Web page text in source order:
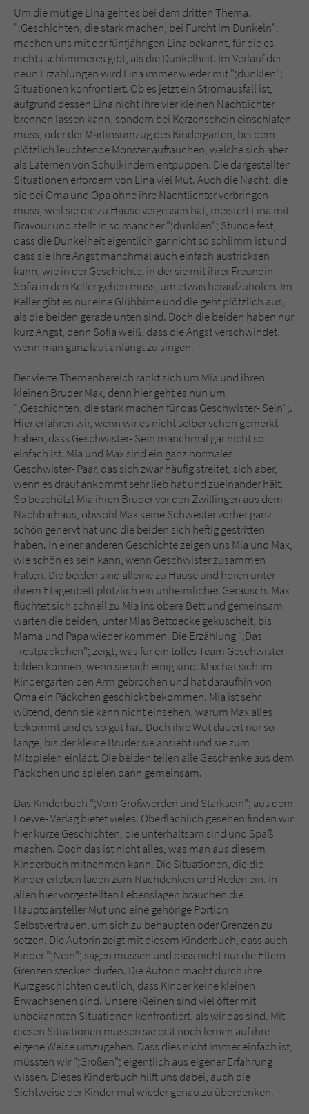
Um die mutige Lina geht es bei dem dritten Thema.
";Geschichten, die stark machen, bei Furcht im Dunkeln";
machen uns mit der fünfjährigen Lina bekannt, für die es
nichts schlimmeres gibt, als die Dunkelheit. Im Verlauf der
neun Erzählungen wird Lina immer wieder mit ";dunklen";
Situationen konfrontiert. Ob es jetzt ein Stromausfall ist,
aufgrund dessen Lina nicht ihre vier kleinen Nachtlichter
brennen lassen kann, sondern bei Kerzenschein einschlafen
muss, oder der Martinsumzug des Kindergarten, bei dem
plötzlich leuchtende Monster auftauchen, welche sich aber
als Laternen von Schulkindern entpuppen. Die dargestellten
Situationen erfordern von Lina viel Mut. Auch die Nacht, die
sie bei Oma und Opa ohne ihre Nachtlichter verbringen
muss, weil sie die zu Hause vergessen hat, meistert Lina mit
Bravour und stellt in so mancher ";dunklen"; Stunde fest,
dass die Dunkelheit eigentlich gar nicht so schlimm ist und
dass sie ihre Angst manchmal auch einfach austricksen
kann, wie in der Geschichte, in der sie mit ihrer Freundin
Sofia in den Keller gehen muss, um etwas heraufzuholen. Im
Keller gibt es nur eine Glühbirne und die geht plötzlich aus,
als die beiden gerade unten sind. Doch die beiden haben nur
kurz Angst, denn Sofia weiß, dass die Angst verschwindet,
wenn man ganz laut anfängt zu singen.
Der vierte Themenbereich rankt sich um Mia und ihren
kleinen Bruder Max, denn hier geht es nun um
";Geschichten, die stark machen für das Geschwister- Sein";.
Hier erfahren wir, wenn wir es nicht selber schon gemerkt
haben, dass Geschwister- Sein manchmal gar nicht so
einfach ist. Mia und Max sind ein ganz normales
Geschwister- Paar, das sich zwar häufig streitet, sich aber,
wenn es drauf ankommt sehr lieb hat und zueinander hält.
So beschützt Mia ihren Bruder vor den Zwillingen aus dem
Nachbarhaus, obwohl Max seine Schwester vorher ganz
schön genervt hat und die beiden sich heftig gestritten
haben. In einer anderen Geschichte zeigen uns Mia und Max,
wie schön es sein kann, wenn Geschwister zusammen
halten. Die beiden sind alleine zu Hause und hören unter
ihrem Etagenbett plötzlich ein unheimliches Geräusch. Max
flüchtet sich schnell zu Mia ins obere Bett und gemeinsam
warten die beiden, unter Mias Bettdecke gekuschelt, bis
Mama und Papa wieder kommen. Die Erzählung ";Das
Trostpäckchen"; zeigt, was für ein tolles Team Geschwister
bilden können, wenn sie sich einig sind. Max hat sich im
Kindergarten den Arm gebrochen und hat daraufhin von
Oma ein Päckchen geschickt bekommen. Mia ist sehr
wütend, denn sie kann nicht einsehen, warum Max alles
bekommt und es so gut hat. Doch ihre Wut dauert nur so
lange, bis der kleine Bruder sie ansieht und sie zum
Mitspielen einlädt. Die beiden teilen alle Geschenke aus dem
Päckchen und spielen dann gemeinsam.
Das Kinderbuch ";Vom Großwerden und Starksein"; aus dem
Loewe- Verlag bietet vieles. Oberflächlich gesehen finden wir
hier kurze Geschichten, die unterhaltsam sind und Spaß
machen. Doch das ist nicht alles, was man aus diesem
Kinderbuch mitnehmen kann. Die Situationen, die die
Kinder erleben laden zum Nachdenken und Reden ein. In
allen hier vorgestellten Lebenslagen brauchen die
Hauptdarsteller Mut und eine gehörige Portion
Selbstvertrauen, um sich zu behaupten oder Grenzen zu
setzen. Die Autorin zeigt mit diesem Kinderbuch, dass auch
Kinder ";Nein"; sagen müssen und dass nicht nur die Eltern
Grenzen stecken dürfen. Die Autorin macht durch ihre
Kurzgeschichten deutlich, dass Kinder keine kleinen
Erwachsenen sind. Unsere Kleinen sind viel öfter mit
unbekannten Situationen konfrontiert, als wir das sind. Mit
diesen Situationen müssen sie erst noch lernen auf ihre
eigene Weise umzugehen. Dass dies nicht immer einfach ist,
müssten wir ";Großen"; eigentlich aus eigener Erfahrung
wissen. Dieses Kinderbuch hilft uns dabei, auch die
Sichtweise der Kinder mal wieder genau zu überdenken.